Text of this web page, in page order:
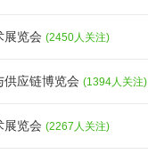
展览会 (2450人关注)
应链博览会 (1394人关注)
展览会 (2267人关注)